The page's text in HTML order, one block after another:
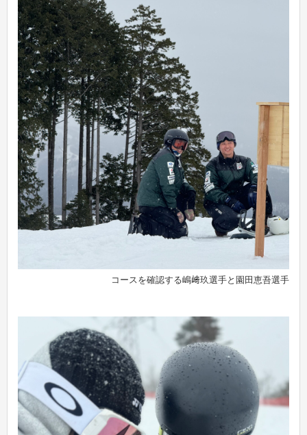
コースを確認する嶋﨑玖選手と園田恵吾選手